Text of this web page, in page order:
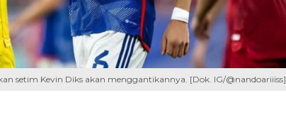
setim Kevin Diks akan menggantikannya. [Dok. IG/@nandoariiiss]